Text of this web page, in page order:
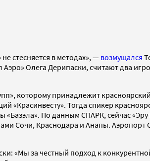
стесняется в методах», — возмущался
Олега Дерипаски, считают два
которому принадлежит
«Красинвесту». Тогда спикер
«Базэла». По данным СПАРК, сейчас
Сочи, Краснодара и Анапы. Аэропорт
«Мы за честный подход к